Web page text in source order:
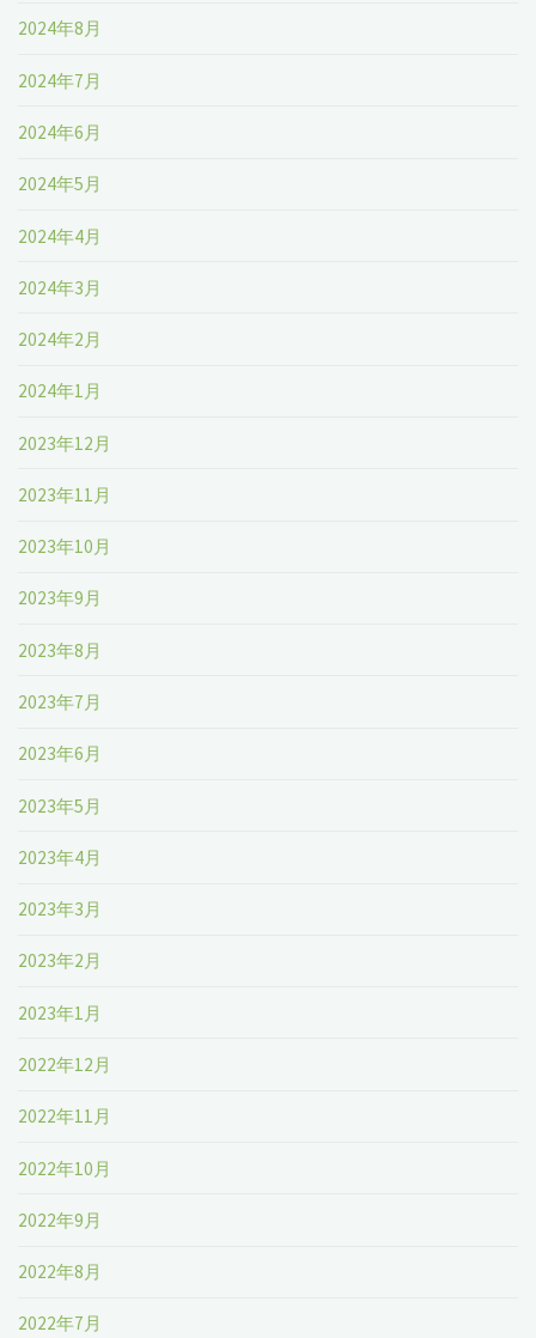
2024年8月
2024年7月
2024年6月
2024年5月
2024年4月
2024年3月
2024年2月
2024年1月
2023年12月
2023年11月
2023年10月
2023年9月
2023年8月
2023年7月
2023年6月
2023年5月
2023年4月
2023年3月
2023年2月
2023年1月
2022年12月
2022年11月
2022年10月
2022年9月
2022年8月
2022年7月